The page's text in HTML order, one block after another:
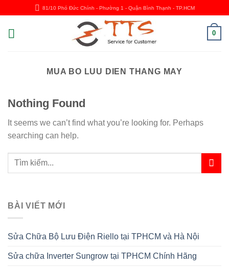
content
81/10 Phó Đức Chính - Phường 1 - Quận Bình Thạnh - TP.HCM
0
MUA BO LUU DIEN THANG MAY
Nothing Found
It seems we can’t find what you’re looking for. Perhaps
searching can help.
BÀI VIẾT MỚI
Sửa Chữa Bộ Lưu Điện Riello tại TPHCM và Hà Nội
Sửa chữa Inverter Sungrow tại TPHCM Chính Hãng